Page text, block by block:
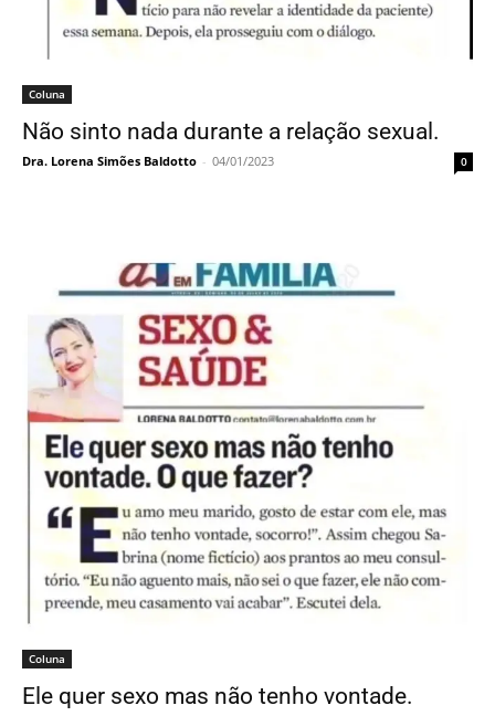
Coluna
Não sinto nada durante a relação sexual.
Dra. Lorena Simões Baldotto - 04/01/2023 0
Coluna
Ele quer sexo mas não tenho vontade.